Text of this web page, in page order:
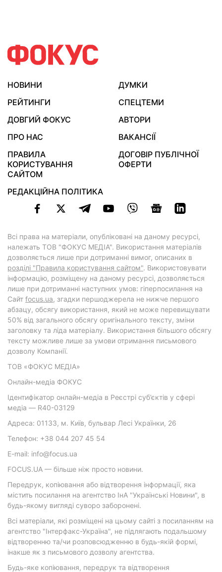
НОВИНИ
ДУМКИ
РЕЙТИНГИ
СПЕЦТЕМИ
ДОВГИЙ ФОКУС
АВТОРИ
ПРО НАС
ВАКАНСІЇ
ПРАВИЛА
КОРИСТУВАННЯ
САЙТОМ
ДОГОВІР ПУБЛІЧНОЇ
ОФЕРТИ
РЕДАКЦІЙНА ПОЛІТИКА
Всі права на матеріали, опубліковані на даному ресурсі,
належать ТОВ "ФОКУС МЕДІА". Використання матеріалів
дозволяється лише при дотриманні вимог, описаних в
розділі "Правила користування сайтом". Використовувати
інформацію, розміщену на даному ресурсі, дозволяється
лише при дотриманні наступних умов: гіперпосилання на
Cайт focus.ua, згадки першоджерела не нижче першого
абзацу, обсягу використання, який не може перевищувати
50% від загального обсягу оригінального тексту, зміни
заголовку та ліда матеріалу. Використання більшого обсягу
тексту можливе лише за умови отримання письмового
дозволу Компанії.
ТОВ «ФОКУС МЕДІА»
Онлайн-медіа ФОКУС
Ідентифікатор онлайн-медіа в Реєстрі суб’єктів у сфері
медіа — R40-03129
Адреса: 01133, м. Київ, бульвар Лесі Українки, 26
Телефон: +38 044 207 45 54
E-mail: info@focus.ua
FOCUS.UA — більше ніж просто новини.
Передрук, копіювання або відтворення інформації, яка
містить посилання на агентство ІнА "Українські Новини", в
будь-якому вигляді суворо заборонені.
Всі матеріали, які розміщені на цьому сайті з посиланням на
агентство "Інтерфакс-Україна", не підлягають подальшому
відтворенню та/чи розповсюдженню в будь-якій формі,
інакше як з письмового дозволу агентства.
Будь-яке копіювання, передрук та відтворення